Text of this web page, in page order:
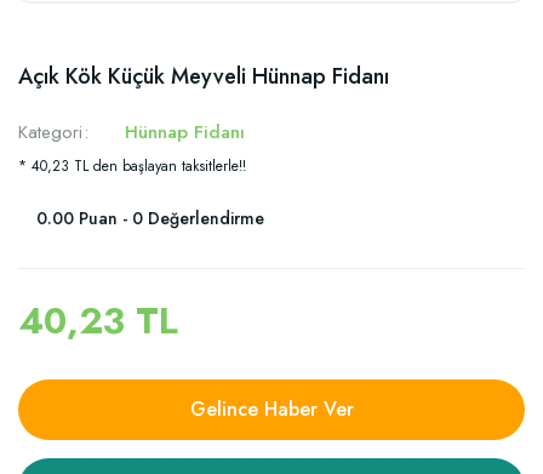
Açık Kök Küçük Meyveli Hünnap Fidanı
Kategori Hünnap Fidanı
* 40,23 TL den başlayan taksitlerle!!
0.00 Puan - 0 Değerlendirme
40,23 TL
Gelince Haber Ver